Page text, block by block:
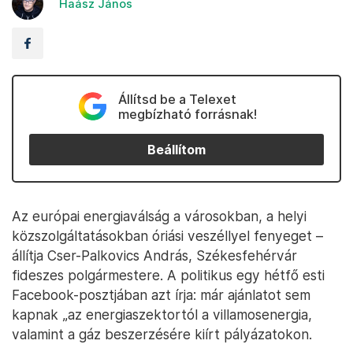
Haász János
Állítsd be a Telexet
megbízható forrásnak!
Beállítom
Az európai energiaválság a városokban, a helyi
közszolgáltatásokban óriási veszéllyel fenyeget –
állítja Cser-Palkovics András, Székesfehérvár
fideszes polgármestere. A politikus egy hétfő esti
Facebook-posztjában azt írja: már ajánlatot sem
kapnak „az energiaszektortól a villamosenergia,
valamint a gáz beszerzésére kiírt pályázatokon.